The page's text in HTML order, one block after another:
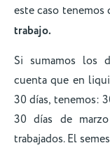
este caso tenemos
trabajo.
Si sumamos los
cuenta que en
30 días, tenemos:
30 días de
trabajados. El